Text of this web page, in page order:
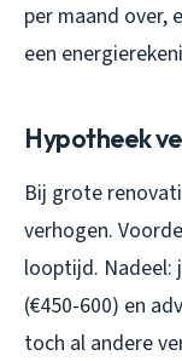
per maand over,
een
Hypotheek
Bij grote
verhogen.
looptijd. Nadeel:
(€450-600) en
toch al andere